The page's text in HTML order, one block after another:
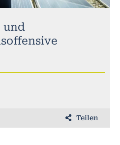
und
Teilen